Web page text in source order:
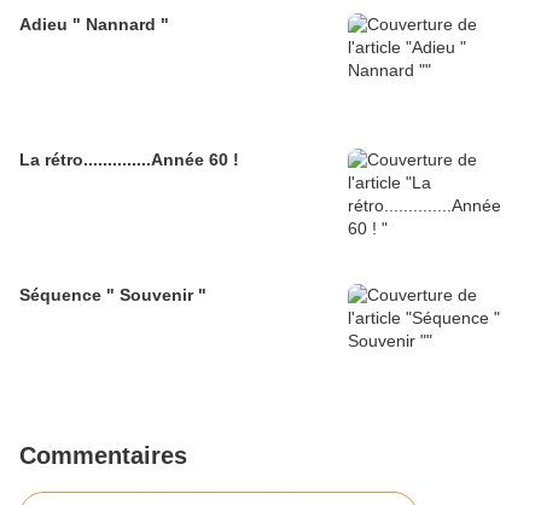
Adieu " Nannard "
La rétro..............Année 60 !
Séquence " Souvenir "
Commentaires